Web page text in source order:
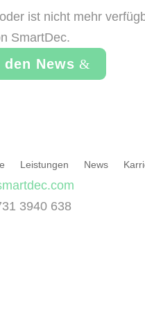
ist nicht mehr
SmartDec.
den News
Leistungen News
3940 638